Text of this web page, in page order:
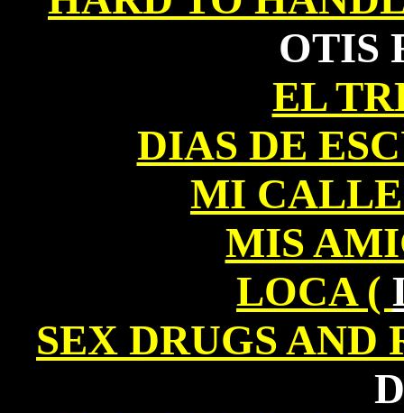
OTIS
EL
DIAS DE
MI
MIS
LOCA (
SEX DRUGS